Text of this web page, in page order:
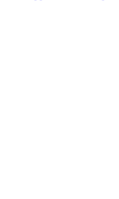
viaggi in
Viaggio sull India,